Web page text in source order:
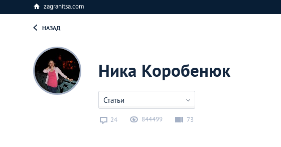
zagranitsa.com
НАЗАД
Ника Коробенюк
Статьи
24 844499 73